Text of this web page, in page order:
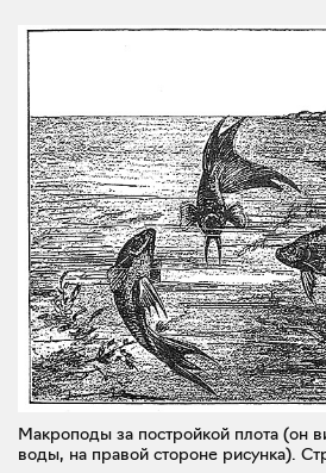
Макроподы за постройкой плота (он
воды, на правой стороне рисунка).